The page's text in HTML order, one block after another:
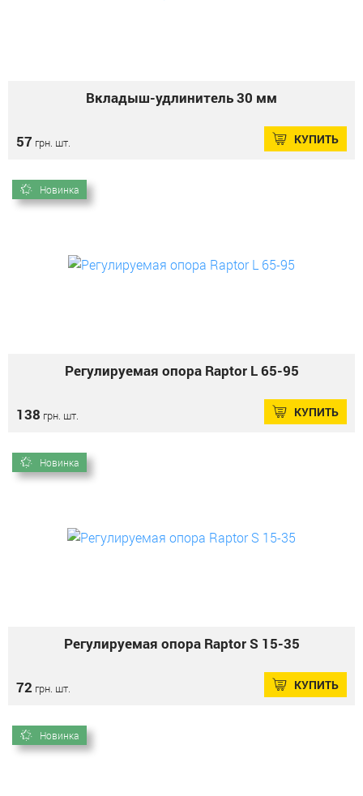
Вкладыш-удлинитель 30 мм
57 грн. шт. КУПИТЬ
Новинка
Регулируемая опора Raptor L 65-95
138 грн. шт. КУПИТЬ
Новинка
Регулируемая опора Raptor S 15-35
72 грн. шт. КУПИТЬ
Новинка